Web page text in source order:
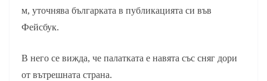
м, уточнява българката в публикацията си във
Фейсбук.
В него се вижда, че палатката е навята със сняг дори
от вътрешната страна.